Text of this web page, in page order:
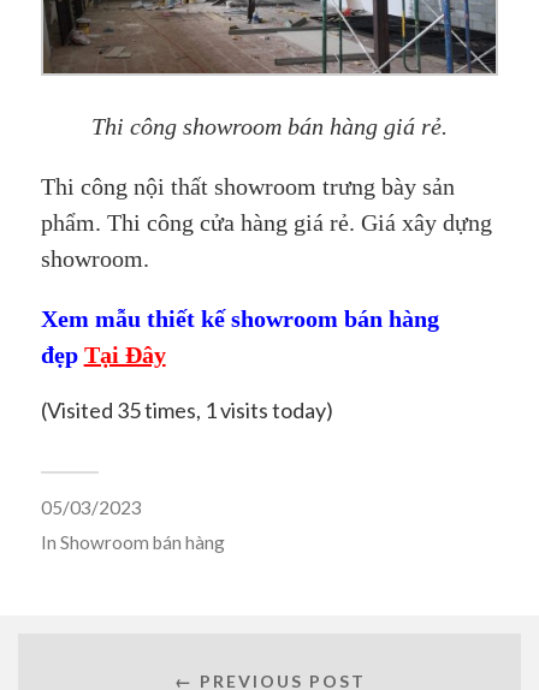
Thi công showroom bán hàng giá rẻ.
Thi công nội thất showroom trưng bày sản
phẩm. Thi công cửa hàng giá rẻ. Giá xây dựng
showroom.
Xem mẫu thiết kế showroom bán hàng
đẹp Tại Đây
(Visited 35 times, 1 visits today)
05/03/2023
In Showroom bán hàng
← PREVIOUS POST